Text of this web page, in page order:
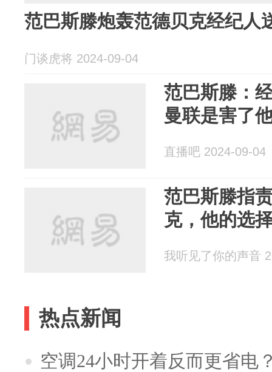
范巴斯滕炮轰范德贝克经纪人
门谈虎将 2024-09-04
范巴斯滕：
曼联是害了
直播吧 2024-09-04
范巴斯滕指
克，他的选
我听见了你的声音
热点新闻
空调24小时开着反而更省电